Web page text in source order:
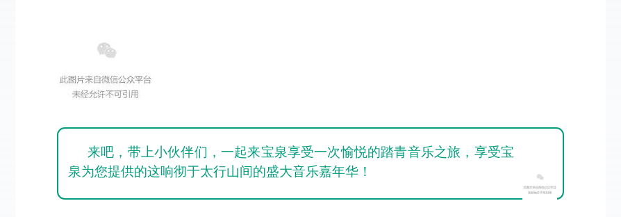
来吧，带上小伙伴们，一起来宝泉享受一次愉悦的踏青音乐之旅，享受宝
泉为您提供的这响彻于太行山间的盛大音乐嘉年华！